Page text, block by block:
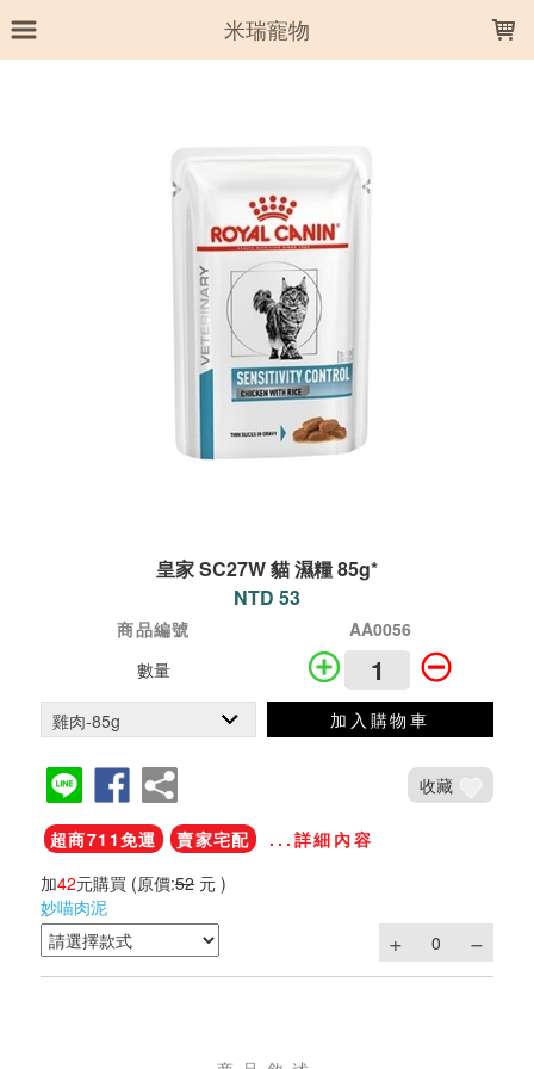
米瑞寵物
皇家 SC27W 貓 濕糧 85g*
NTD 53
商品編號
AA0056
數量
加入購物車
收藏
超商711免運 賣家宅配
...詳細內容
加42元購買 (原價:52 元 )
妙喵肉泥